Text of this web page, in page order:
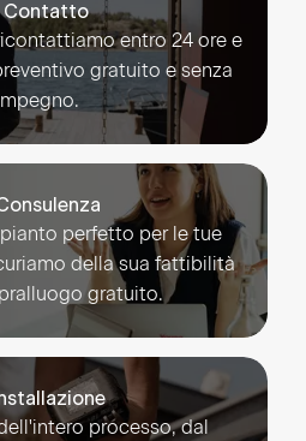
Contatto
entro 24 ore e
gratuito e senza
perfetto per le tue
della sua fattibilità
gratuito.
processo, dal